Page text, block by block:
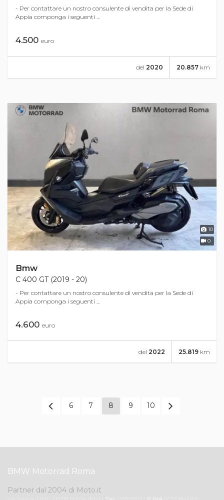
- Per contattare un nostro consulente di vendita per la Sede di
Appia componga i seguenti ...
4.500 euro
20.857 km
del 2020
10
0
Bmw
C 400 GT (2019 - 20)
- Per contattare un nostro consulente di vendita per la Sede di
Appia componga i seguenti ...
4.600 euro
25.819 km
del 2022
6 7 8 9 10
BMW Motorrad Roma
Partner dal 2004 di Moto.it